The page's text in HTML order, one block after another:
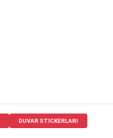
DUVAR STICKERLARI